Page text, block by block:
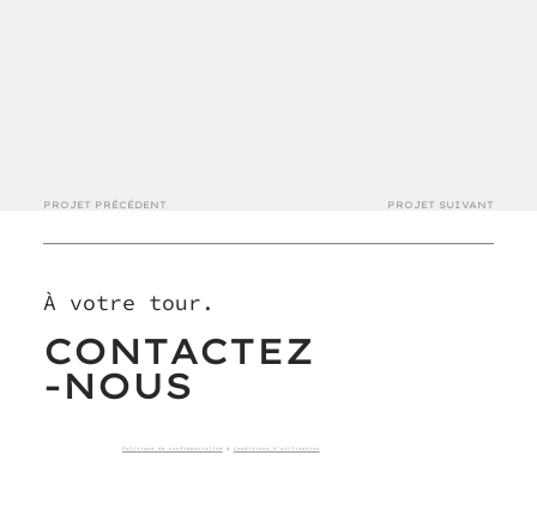
PROJET PRÉCÉDENT PROJET SUIVANT
À votre tour.
CONTACTEZ
-NOUS
Politique de confidentialité & Conditions d'utilisation